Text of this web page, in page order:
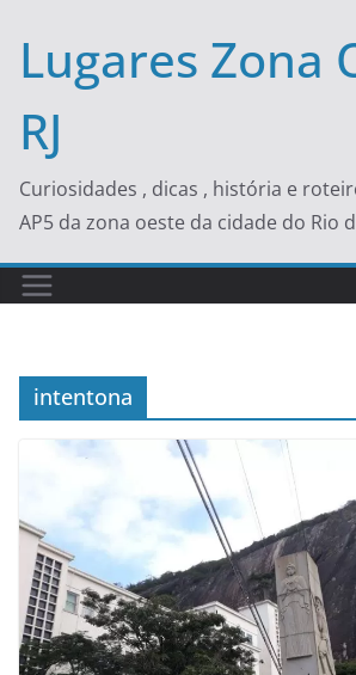
content
Lugares Zona
RJ
Curiosidades , dicas , história e
AP5 da zona oeste da cidade do Rio
intentona